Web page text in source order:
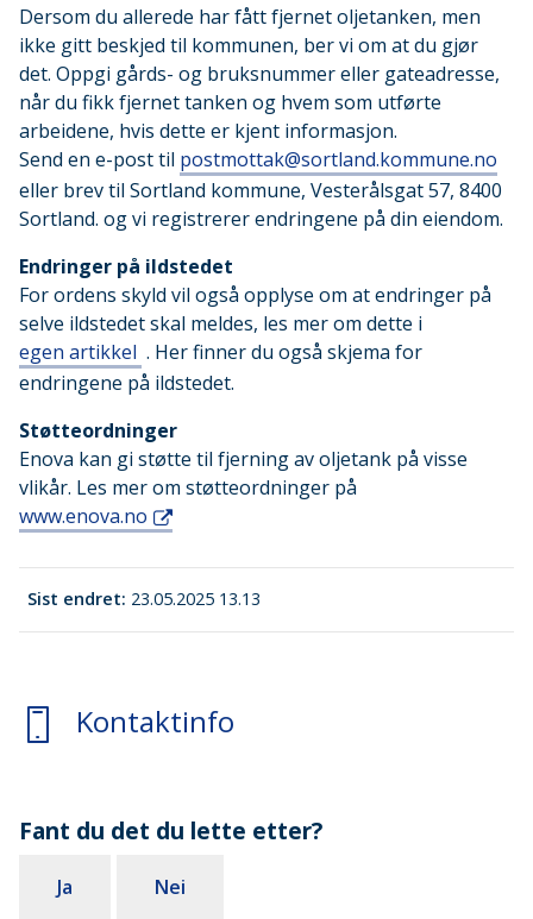
Dersom du allerede har fått fjernet oljetanken, men
ikke gitt beskjed til kommunen, ber vi om at du gjør
det. Oppgi gårds- og bruksnummer eller gateadresse,
når du fikk fjernet tanken og hvem som utførte
arbeidene, hvis dette er kjent informasjon.
Send en e-post til postmottak@sortland.kommune.no
eller brev til Sortland kommune, Vesterålsgat 57, 8400
Sortland. og vi registrerer endringene på din eiendom.
Endringer på ildstedet
For ordens skyld vil også opplyse om at endringer på
selve ildstedet skal meldes, les mer om dette i
egen artikkel . Her finner du også skjema for
endringene på ildstedet.
Støtteordninger
Enova kan gi støtte til fjerning av oljetank på visse
vlikår. Les mer om støtteordninger på
www.enova.no
Sist endret 23.05.2025 13.13
Kontaktinfo
Fant du det du lette etter?
Ja Nei